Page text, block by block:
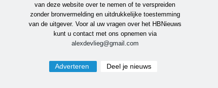
van deze website over te nemen of te verspreiden
zonder bronvermelding en uitdrukkelijke toestemming
van de uitgever. Voor al uw vragen over het HBNieuws
kunt u contact met ons opnemen via
alexdevlieg@gmail.com
Adverteren Deel je nieuws